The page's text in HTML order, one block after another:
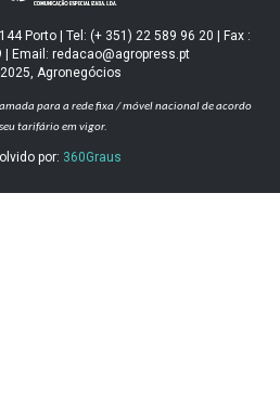
Porto | Tel: (+ 351) 22 589 96 20 | Fax :
| Email: redacao@agropress.pt
Agronegócios
para a rede fixa / móvel nacional de acordo
tarifário em vigor.
por: 360Graus